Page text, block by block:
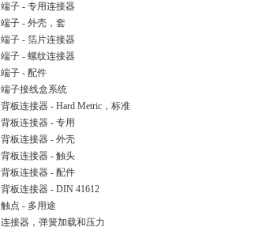
端子 - 专用连接器
端子 - 外壳，套
端子 - 箔片连接器
端子 - 螺纹连接器
端子 - 配件
端子接线盒系统
背板连接器 - Hard Metric，标准
背板连接器 - 专用
背板连接器 - 外壳
背板连接器 - 触头
背板连接器 - 配件
背板连接器 - DIN 41612
触点 - 多用途
连接器，弹簧加载和压力